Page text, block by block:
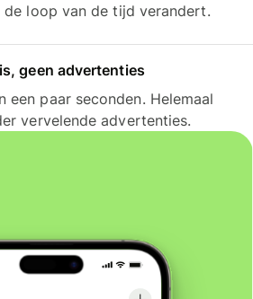
de loop van de tijd verandert.
geen advertenties
een paar seconden. Helemaal
vervelende advertenties.